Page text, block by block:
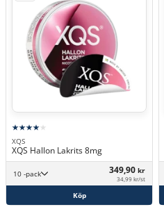
XQS
XQS Hallon Lakrits 8mg
10 -pack 349,90 kr
34,99 kr/st
Köp